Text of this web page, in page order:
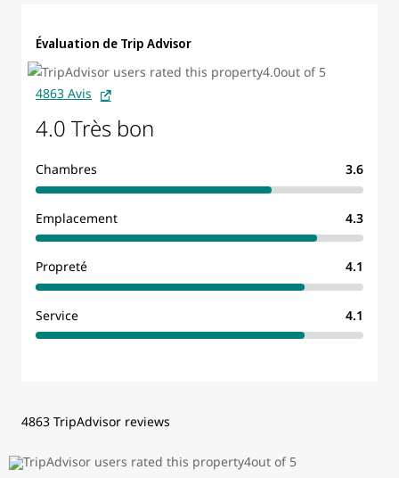
Évaluation de Trip Advisor
4863 Avis
4.0 Très bon
Chambres 3.6
Emplacement 4.3
Propreté 4.1
Service 4.1
4863 TripAdvisor reviews